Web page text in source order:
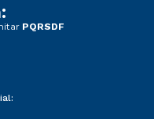
PQRSDF